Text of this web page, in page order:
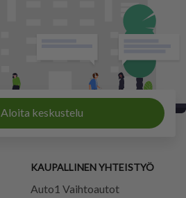
Aloita keskustelu
KAUPALLINEN YHTEISTYÖ
Auto1 Vaihtoautot